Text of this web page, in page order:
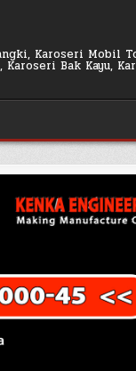
Karoseri Mobil
Bak Kayu,